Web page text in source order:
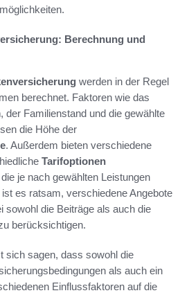
Berechnung und
werden in der Regel
berechnet. Faktoren wie das
der Familienstand und die gewählte
die Höhe der
. Außerdem bieten verschiedene
Tarifoptionen
die je nach gewählten Leistungen
es ratsam, verschiedene Angebote
sowohl die Beiträge als auch die
berücksichtigen.
sich sagen, dass sowohl die
als auch ein
Einflussfaktoren auf die